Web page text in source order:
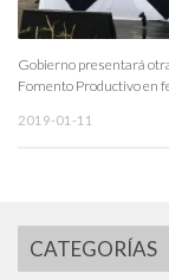
Gobierno presentará
Fomento Productivo en
2019-01-11
CATEGORÍAS